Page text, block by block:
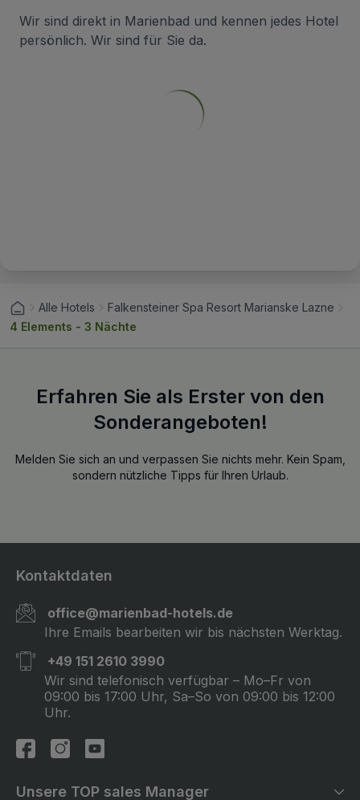
Wir sind direkt in Marienbad und kennen jedes Hotel
persönlich. Wir sind für Sie da.
Alle Hotels
Falkensteiner Spa Resort Marianske Lazne
4 Elements - 3 Nächte
Erfahren Sie als Erster von den
Sonderangeboten!
Melden Sie sich an und verpassen Sie nichts mehr. Kein Spam,
sondern nützliche Tipps für Ihren Urlaub.
Unsere TOP sales Manager
Kontaktdaten
office@marienbad-hotels.de
Ihre Emails bearbeiten wir bis nächsten Werktag.
+49 151 2610 3990
Wir sind telefonisch verfügbar – Mo–Fr von
09:00 bis 17:00 Uhr, Sa–So von 09:00 bis 12:00
Uhr.